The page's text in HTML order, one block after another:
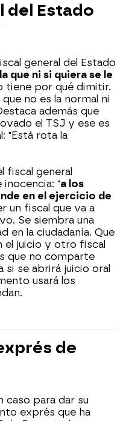
del Estado
general del Estado
que ni si quiera se le
tiene por qué dimitir.
no es la normal ni
además que
el TSJ y ese es
"Está rota la
fiscal general
inocencia: "a los
en el ejercicio de
un fiscal que va a
Se siembra una
en la ciudadanía. Que
el juicio y otro fiscal
que no comparte
si se abrirá juicio oral
usará los
de
caso para dar su
exprés que ha